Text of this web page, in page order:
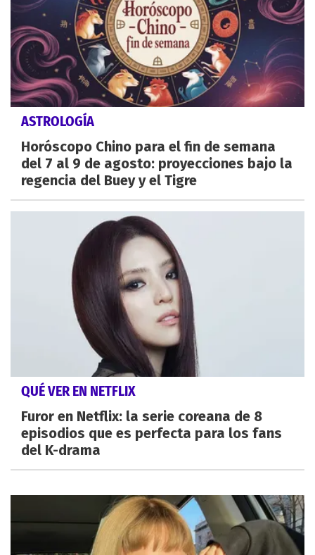
ASTROLOGÍA
Horóscopo Chino para el fin de semana
del 7 al 9 de agosto: proyecciones bajo la
regencia del Buey y el Tigre
QUÉ VER EN NETFLIX
Furor en Netflix: la serie coreana de 8
episodios que es perfecta para los fans
del K-drama